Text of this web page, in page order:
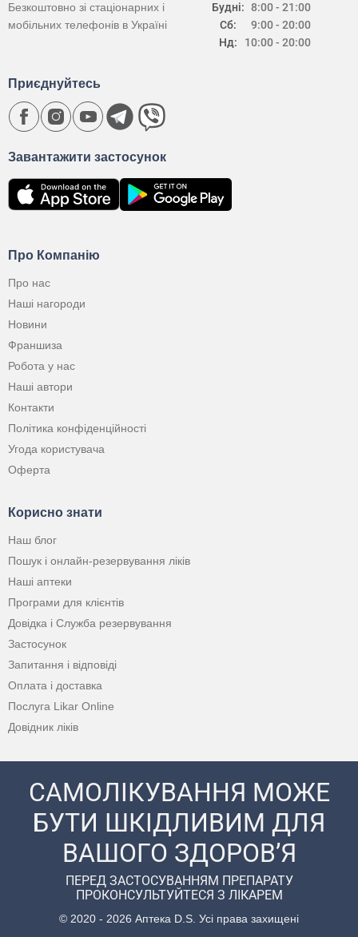
Будні:
Сб:
Нд:
8:00 - 21:00
9:00 - 20:00
10:00 - 20:00
Безкоштовно зі стаціонарних і
мобільних телефонів в Україні
Про Компанію
Про нас
Наші нагороди
Новини
Франшиза
Робота у нас
Наші автори
Контакти
Політика конфіденційності
Угода користувача
Оферта
Корисно знати
Наш блог
Пошук і онлайн-резервування ліків
Наші аптеки
Програми для клієнтів
Довідка і Служба резервування
Застосунок
Запитання і відповіді
Оплата і доставка
Послуга Likar Online
Довідник ліків
Завантажити застосунок
Приєднуйтесь
САМОЛІКУВАННЯ МОЖЕ
БУТИ ШКІДЛИВИМ ДЛЯ
ВАШОГО ЗДОРОВ’Я
ПЕРЕД ЗАСТОСУВАННЯМ ПРЕПАРАТУ
ПРОКОНСУЛЬТУЙТЕСЯ З ЛІКАРЕМ
© 2020 - 2026 Аптека D.S. Усі права захищені